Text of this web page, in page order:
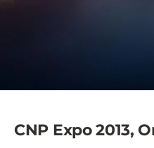
CNP Expo 2013,